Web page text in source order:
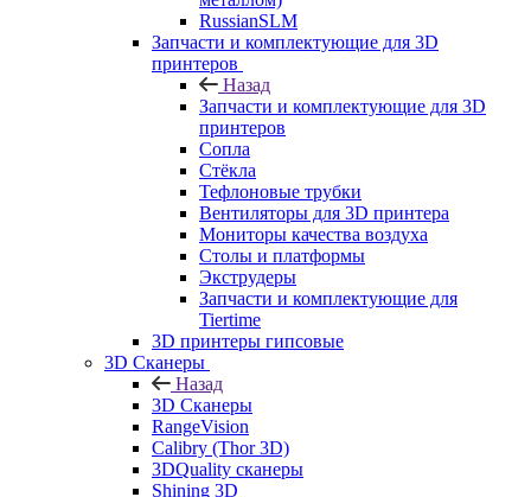
RussianSLM
Запчасти и комплектующие для 3D
принтеров
Назад
Запчасти и комплектующие для 3D
принтеров
Сопла
Cтёкла
Тефлоновые трубки
Вентиляторы для 3D принтера
Мониторы качества воздуха
Столы и платформы
Экструдеры
Запчасти и комплектующие для
Tiertime
3D принтеры гипсовые
3D Сканеры
Назад
3D Сканеры
RangeVision
Calibry (Thor 3D)
3DQuality сканеры
Shining 3D